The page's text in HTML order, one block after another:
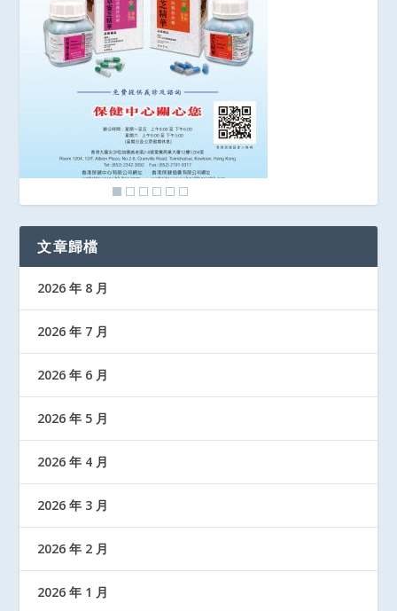
文章歸檔
2026 年 8 月
2026 年 7 月
2026 年 6 月
2026 年 5 月
2026 年 4 月
2026 年 3 月
2026 年 2 月
2026 年 1 月